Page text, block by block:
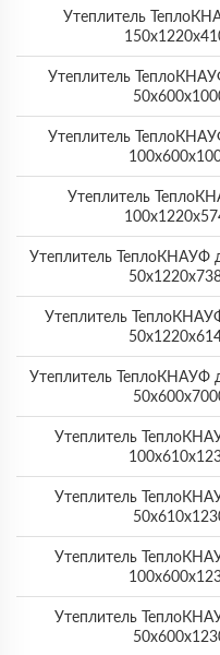
Утеплитель
Утеплитель
Утеплитель
Утеплитель
Утеплитель ТеплоКНАУФ
Утеплитель
Утеплитель ТеплоКНАУФ
Утеплитель
Утеплитель
Утеплитель
Утеплитель